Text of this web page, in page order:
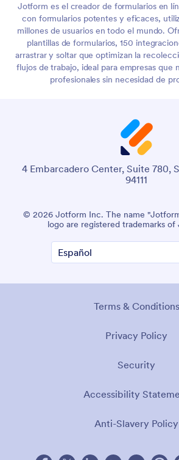
Jotform es el creador de formularios en
con formularios potentes y eficaces,
millones de usuarios en todo el mundo.
plantillas de formularios, 150
arrastrar y soltar que optimizan la
flujos de trabajo, ideal para empresas que
profesionales sin necesidad de
4 Embarcadero Center, Suite 780,
94111
© 2026 Jotform Inc. The name
logo are registered trademarks
Terms & Conditions
Privacy Policy
Security
Accessibility
Anti-Slavery Policy